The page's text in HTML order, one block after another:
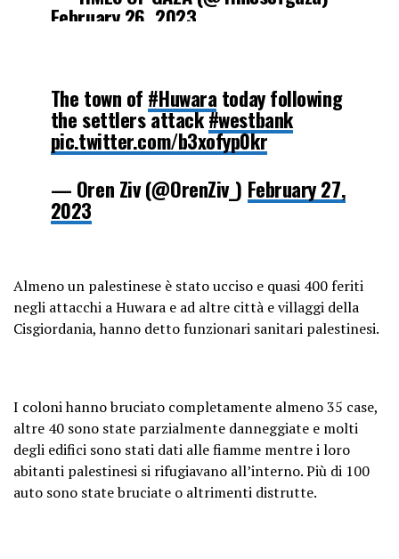
February 26, 2023
The town of #Huwara today following
the settlers attack#westbank
pic.twitter.com/b3xofyp0kr
— Oren Ziv (@OrenZiv_) February 27,
2023
Almeno un palestinese è stato ucciso e quasi 400 feriti
negli attacchi a Huwara e ad altre città e villaggi della
Cisgiordania, hanno detto funzionari sanitari palestinesi.
I coloni hanno bruciato completamente almeno 35 case,
altre 40 sono state parzialmente danneggiate e molti
degli edifici sono stati dati alle fiamme mentre i loro
abitanti palestinesi si rifugiavano all’interno. Più di 100
auto sono state bruciate o altrimenti distrutte.